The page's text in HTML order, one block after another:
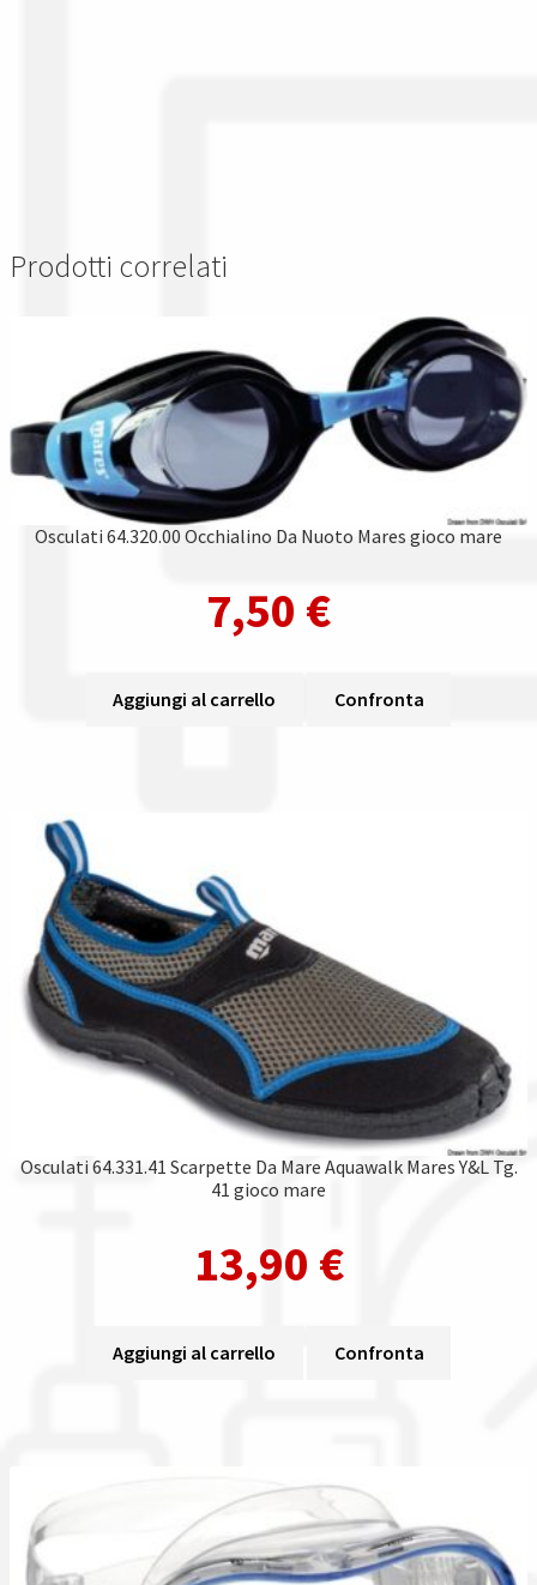
Prodotti correlati
Osculati 64.320.00 Occhialino Da Nuoto Mares gioco mare
7,50 €
Aggiungi al carrello Confronta
Osculati 64.331.41 Scarpette Da Mare Aquawalk Mares Y&L Tg.
41 gioco mare
13,90 €
Aggiungi al carrello Confronta